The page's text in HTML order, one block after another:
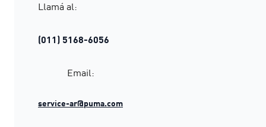
Llamá al:
(011) 5168-6056
Email:
service-ar@puma.com